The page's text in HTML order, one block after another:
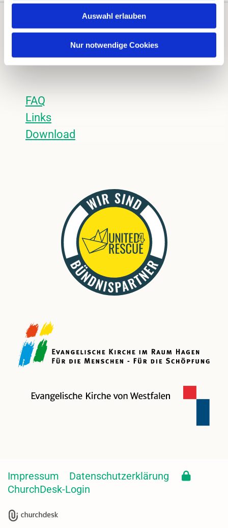
Auswahl erlauben
Nur notwendige Cookies
Kalender
FAQ
Links
Download
Impressum
Datenschutzerklärung
ChurchDesk-Login